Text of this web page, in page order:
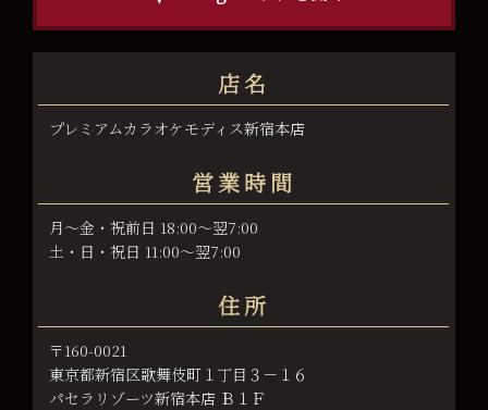
店名
プレミアムカラオケモディス新宿本店
営業時間
月～金・祝前日 18:00～翌7:00
土・日・祝日 11:00～翌7:00
住所
〒160-0021
東京都新宿区歌舞伎町１丁目３－１６
パセラリゾーツ新宿本店 Ｂ１Ｆ